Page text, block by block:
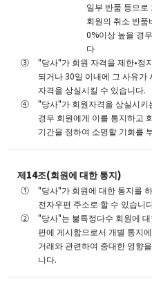
일부 반품 등으로
회원의 취소 반
0%이상 높을 경
다
"당사"가 회원 자격을 제한•정
되거나 30일 이내에 그 사유가
자격을 상실시킬 수 있습니다.
"당사"가 회원자격을 상실시키
경우 회원에게 이를 통지하고
기간을 정하여 소명할 기회를
제14조(회원에 대한 통지)
"당사"가 회원에 대한 통지를
전자우편 주소로 할 수 있습니
"당사"는 불특정다수 회원에
판에 게시함으로서 개별 통지
거래와 관련하여 중대한 영향
니다.